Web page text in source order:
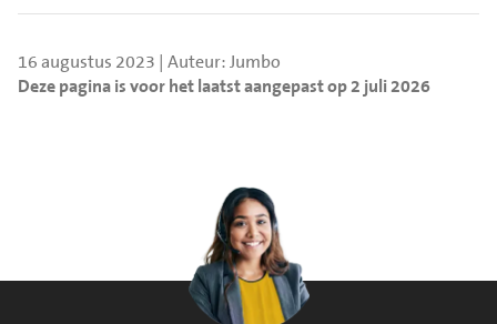
16 augustus 2023 | Auteur: Jumbo
Deze pagina is voor het laatst aangepast op 2 juli 2026